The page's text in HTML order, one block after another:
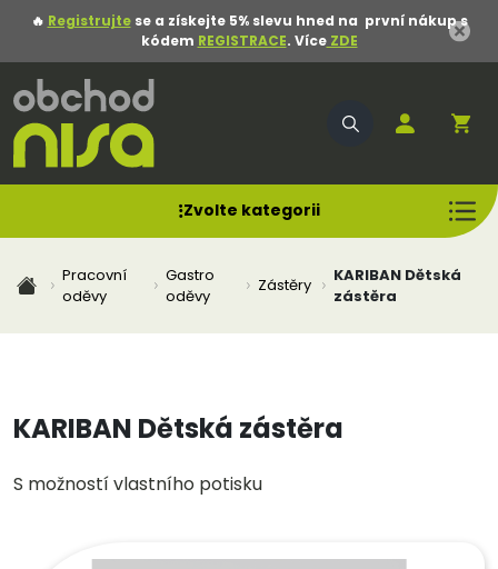
🔥 Registrujtese a získejte 5% slevu hned na první nákup s
kódem REGISTRACE. VíceZDE
Zvolte kategorii
Pracovní
oděvy
Gastro
oděvy
Zástěry
KARIBAN Dětská
zástěra
KARIBAN Dětská zástěra
S možností vlastního potisku